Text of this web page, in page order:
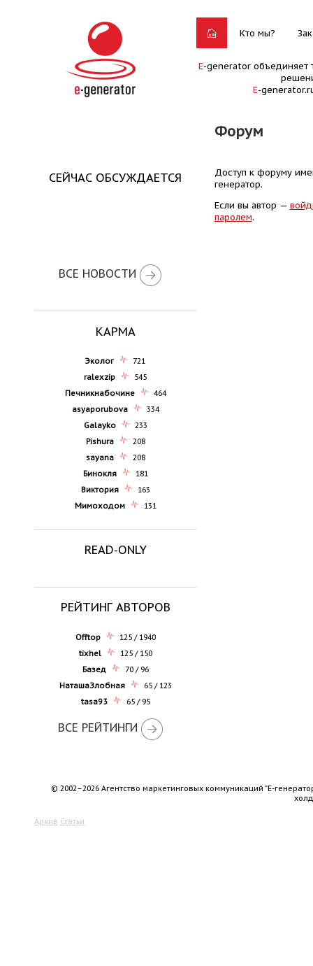
Кто мы?
E-generator объединяет
E-
Форум
СЕЙЧАС ОБСУЖДАЕТСЯ
ВСЕ НОВОСТИ
КАРМА
Эколог
721
ralexzip
545
Печникнабочине
464
asyaporubova
334
Galayko
233
Pishura
208
sayana
208
Бинокля
181
Виктория
163
Мимоходом
131
READ-ONLY
РЕЙТИНГ АВТОРОВ
Offtop
125 / 1940
tixhel
125 / 150
Базед
70 / 96
НаташаЗлобная
65 / 123
tasa93
65 / 95
ВСЕ РЕЙТИНГИ
Доступ к форуму
генератор.
Если вы автор —
паролем.
© 2002–2026 Агентство маркетинговых коммуникаций "Е-
Архив Статьи